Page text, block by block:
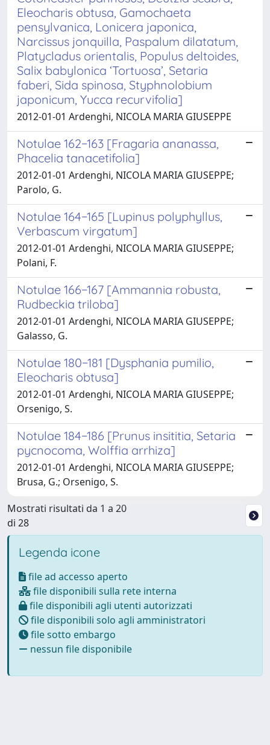
Eleocharis obtusa, Gamochaeta
pensylvanica, Lonicera japonica,
Narcissus jonquilla, Paspalum dilatatum,
Platycladus orientalis, Populus deltoides,
Salix babylonica ‘Tortuosa’, Setaria
faberi, Sida spinosa, Styphnolobium
japonicum, Yucca recurvifolia]
2012-01-01 Ardenghi, NICOLA MARIA GIUSEPPE
Notulae 162−163 [Fragaria ananassa,
Phacelia tanacetifolia]
2012-01-01 Ardenghi, NICOLA MARIA GIUSEPPE;
Parolo, G.
Notulae 164−165 [Lupinus polyphyllus,
Verbascum virgatum]
2012-01-01 Ardenghi, NICOLA MARIA GIUSEPPE;
Polani, F.
Notulae 166−167 [Ammannia robusta,
Rudbeckia triloba]
2012-01-01 Ardenghi, NICOLA MARIA GIUSEPPE;
Galasso, G.
Notulae 180−181 [Dysphania pumilio,
Eleocharis obtusa]
2012-01-01 Ardenghi, NICOLA MARIA GIUSEPPE;
Orsenigo, S.
Notulae 184−186 [Prunus insititia, Setaria
pycnocoma, Wolffia arrhiza]
2012-01-01 Ardenghi, NICOLA MARIA GIUSEPPE;
Brusa, G.; Orsenigo, S.
Mostrati risultati da 1 a 20
di 28
Legenda icone
file ad accesso aperto
file disponibili sulla rete interna
file disponibili agli utenti autorizzati
file disponibili solo agli amministratori
file sotto embargo
nessun file disponibile